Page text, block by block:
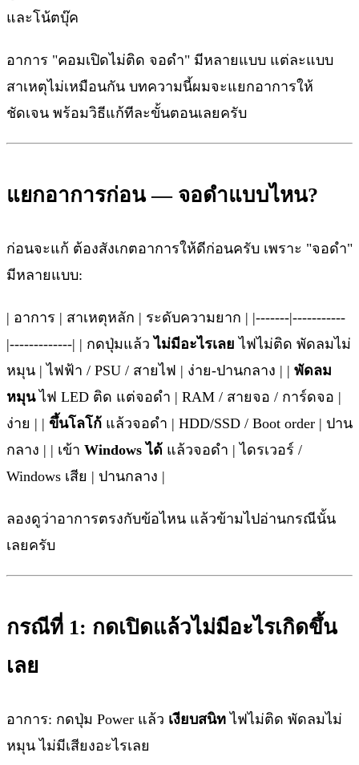
และโน้ตบุ๊ค
อาการ "คอมเปิดไม่ติด จอดำ" มีหลายแบบ แต่ละแบบ
สาเหตุไม่เหมือนกัน บทความนี้ผมจะแยกอาการให้
ชัดเจน พร้อมวิธีแก้ทีละขั้นตอนเลยครับ
แยกอาการก่อน — จอดำแบบไหน?
ก่อนจะแก้ ต้องสังเกตอาการให้ดีก่อนครับ เพราะ "จอดำ"
มีหลายแบบ:
| อาการ | สาเหตุหลัก | ระดับความยาก | |-------|-----------
|-------------| | กดปุ่มแล้วไม่มีอะไรเลย ไฟไม่ติด พัดลมไม่
หมุน | ไฟฟ้า / PSU / สายไฟ | ง่าย-ปานกลาง | | พัดลม
หมุนไฟ LED ติด แต่จอดำ | RAM / สายจอ / การ์ดจอ |
ง่าย | | ขึ้นโลโก้ แล้วจอดำ | HDD/SSD / Boot order | ปาน
กลาง | | เข้า Windows ได้ แล้วจอดำ | ไดรเวอร์ /
Windows เสีย | ปานกลาง |
ลองดูว่าอาการตรงกับข้อไหน แล้วข้ามไปอ่านกรณีนั้น
เลยครับ
กรณีที่ 1: กดเปิดแล้วไม่มีอะไรเกิดขึ้น
เลย
อาการ: กดปุ่ม Power แล้ว เงียบสนิท ไฟไม่ติด พัดลมไม่
หมุน ไม่มีเสียงอะไรเลย